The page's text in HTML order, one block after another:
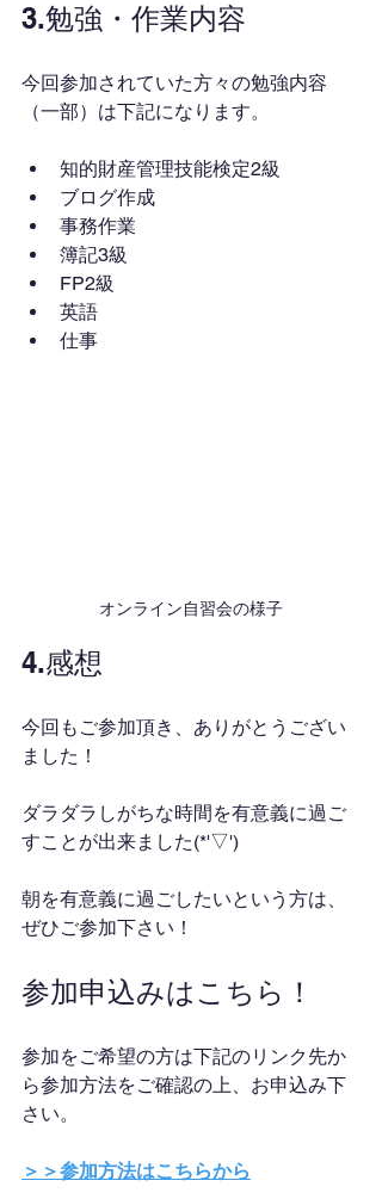
3.勉強・作業内容
今回参加されていた方々の勉強内容
（一部）は下記になります。
知的財産管理技能検定2級
ブログ作成
事務作業
簿記3級
FP2級
英語
仕事
オンライン自習会の様子
4.感想
今回もご参加頂き、ありがとうござい
ました！
ダラダラしがちな時間を有意義に過ご
すことが出来ました(*'▽')
朝を有意義に過ごしたいという方は、
ぜひご参加下さい！
参加申込みはこちら！
参加をご希望の方は下記のリンク先か
ら参加方法をご確認の上、お申込み下
さい。
＞＞参加方法はこちらから